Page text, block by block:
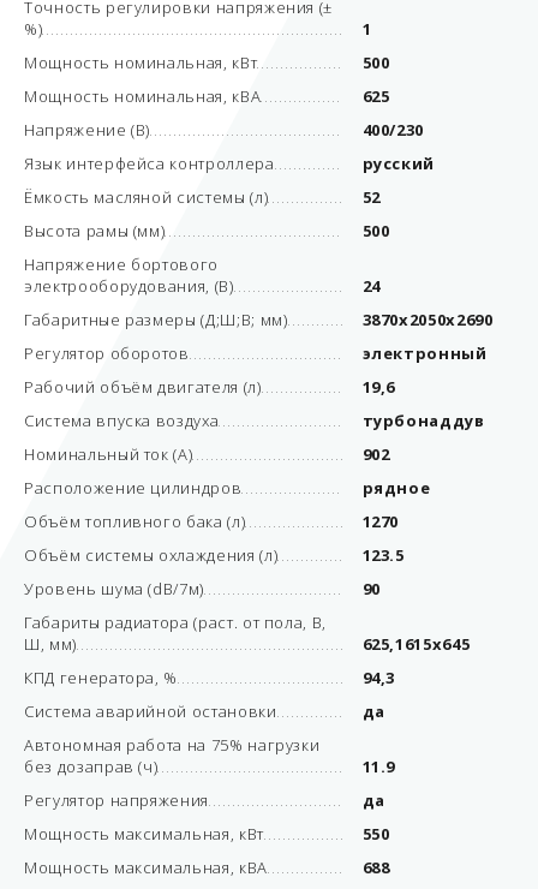
Точность регулировки напряжения (±
%)
1
Мощность номинальная, кВт
500
Мощность номинальная, кВА
625
Напряжение (В)
400/230
Язык интерфейса контроллера
русский
Ёмкость масляной системы (л)
52
Высота рамы (мм)
500
Напряжение бортового
электрооборудования, (В)
24
Габаритные размеры (Д;Ш;В; мм)
3870x2050x2690
Регулятор оборотов
электронный
Рабочий объём двигателя (л)
19,6
Система впуска воздуха
турбонаддув
Номинальный ток (А)
902
Расположение цилиндров
рядное
Объём топливного бака (л)
1270
Объём системы охлаждения (л)
123.5
Уровень шума (dB/7м)
90
Габариты радиатора (раст. от пола, В,
Ш, мм)
625,1615х645
КПД генератора, %
94,3
Система аварийной остановки
да
Автономная работа на 75% нагрузки
без дозаправ (ч)
11.9
Регулятор напряжения
да
Мощность максимальная, кВт
550
Мощность максимальная, кВА
688